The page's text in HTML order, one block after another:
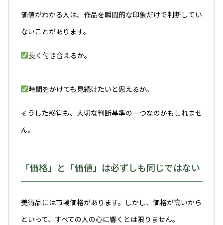
価値がわかる人は、作品を瞬間的な印象だけで判断してい
ないことがあります。
長く付き合えるか。
時間をかけても見続けたいと思えるか。
そうした感覚も、大切な判断基準の一つなのかもしれませ
ん。
「価格」と「価値」は必ずしも同じではない
美術品には市場価格があります。しかし、価格が高いから
といって、すべての人の心に響くとは限りません。